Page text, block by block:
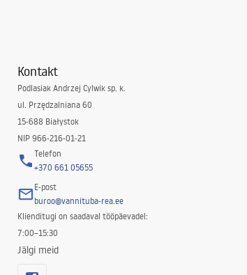
Kontakt
Podlasiak Andrzej Cylwik sp. k.
ul. Przędzalniana 60
15-688 Białystok
NIP 966-216-01-21
Telefon
+370 661 05655
E-post
buroo@vannituba-rea.ee
Klienditugi on saadaval tööpäevadel:
7:00–15:30
Jälgi meid